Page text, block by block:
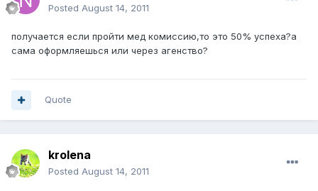
Posted August 14, 2011
получается если пройти мед комиссию,то это 50% успеха?а
сама оформляешься или через агенство?
Quote
krolena
Posted August 14, 2011